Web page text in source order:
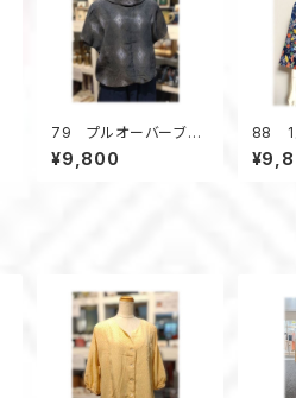
79 プルオーバーブラ
ウス ロールカラー
正絹着物地 ダイヤ
¥9,800
88 1
バー
ねじ